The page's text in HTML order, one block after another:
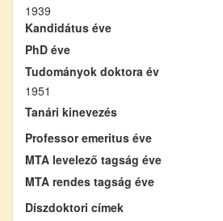
1939
Kandidátus éve
PhD éve
Tudományok doktora év
1951
Tanári kinevezés
Professor emeritus éve
MTA levelező tagság éve
MTA rendes tagság éve
Díszdoktori címek